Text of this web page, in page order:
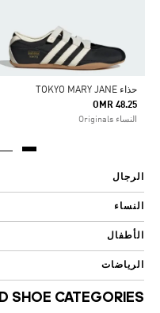
حذاء TOKYO MARY JANE
OMR 48.25
النساء Originals
الرجال
النساء
الأطفال
الرياضات
SHOE CATEGORIES